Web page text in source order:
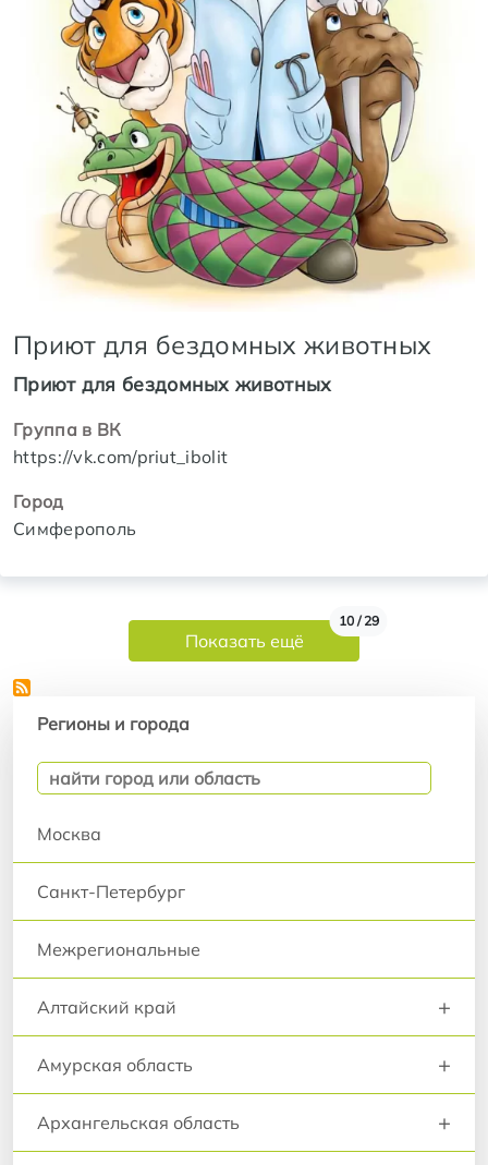
Приют для бездомных животных
Приют для бездомных животных
Группа в ВК
https://vk.com/priut_ibolit
Город
Симферополь
Показать ещё
10 / 29
Регионы и города
Москва
Санкт-Петербург
Межрегиональные
Алтайский край +
Амурская область +
Архангельская область +